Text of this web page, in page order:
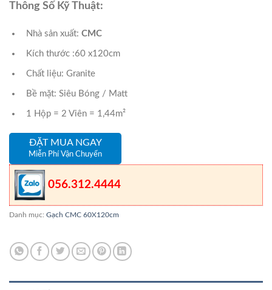
Thông Số Kỹ Thuật:
Nhà sản xuất: CMC
Kích thước :60 x120cm
Chất liệu: Granite
Bề mặt: Siêu Bóng / Matt
1 Hộp = 2 Viên = 1,44m²
ĐẶT MUA NGAY
Miễn Phí Vận Chuyển
056.312.4444
Danh mục: Gạch CMC 60X120cm